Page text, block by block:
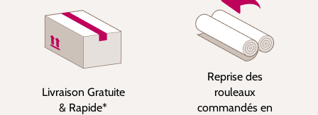
Livraison Gratuite
& Rapide*
Reprise des
rouleaux
commandés en